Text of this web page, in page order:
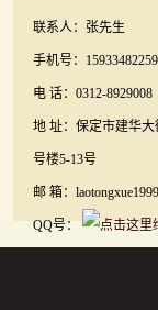
联系人：张先生
手机号：15933482259
电 话：0312-8929008
地 址：保定市建华
号楼5-13号
邮 箱：
QQ号：